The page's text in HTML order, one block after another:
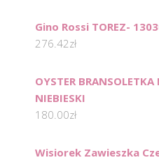
Gino Rossi TOREZ-
276.42zł
OYSTER
NIEBIESKI
180.00zł
Wisiorek Zawieszka